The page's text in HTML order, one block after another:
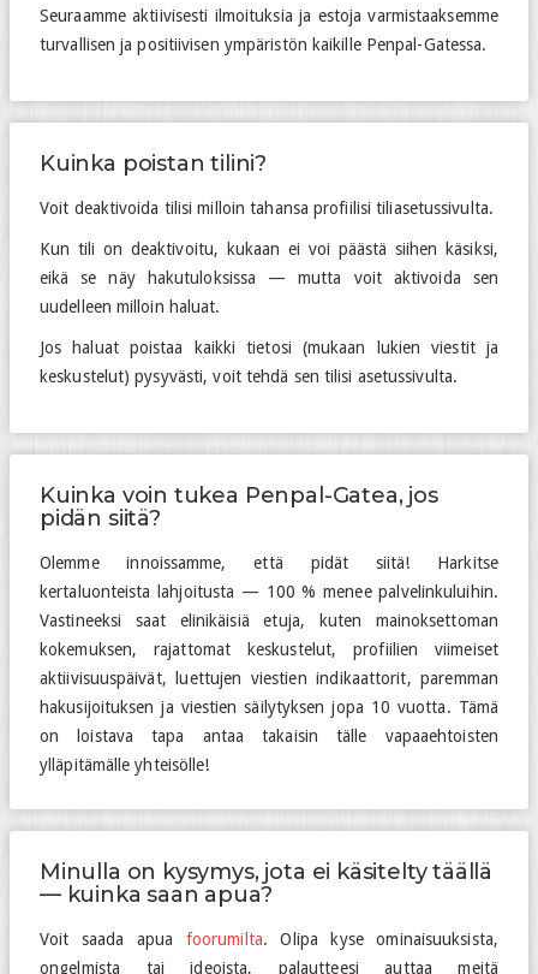
Seuraamme aktiivisesti ilmoituksia ja estoja varmistaaksemme
turvallisen ja positiivisen ympäristön kaikille Penpal-Gatessa.
Kuinka poistan tilini?
Voit deaktivoida tilisi milloin tahansa profiilisi tiliasetussivulta.
Kun tili on deaktivoitu, kukaan ei voi päästä siihen käsiksi,
eikä se näy hakutuloksissa — mutta voit aktivoida sen
uudelleen milloin haluat.
Jos haluat poistaa kaikki tietosi (mukaan lukien viestit ja
keskustelut) pysyvästi, voit tehdä sen tilisi asetussivulta.
Kuinka voin tukea Penpal-Gatea, jos
pidän siitä?
Olemme innoissamme, että pidät siitä! Harkitse
kertaluonteista lahjoitusta — 100 % menee palvelinkuluihin.
Vastineeksi saat elinikäisiä etuja, kuten mainoksettoman
kokemuksen, rajattomat keskustelut, profiilien viimeiset
aktiivisuuspäivät, luettujen viestien indikaattorit, paremman
hakusijoituksen ja viestien säilytyksen jopa 10 vuotta. Tämä
on loistava tapa antaa takaisin tälle vapaaehtoisten
ylläpitämälle yhteisölle!
Minulla on kysymys, jota ei käsitelty täällä
— kuinka saan apua?
Voit saada apua foorumilta. Olipa kyse ominaisuuksista,
ongelmista tai ideoista, palautteesi auttaa meitä